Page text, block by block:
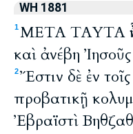
WH 1881
1ΜΕΤΑ ΤΑΥΤΑ ἦν
καὶ ἀνέβη
2Ἔστιν δὲ ἐν
προβατικῇ
Ἐβραϊστὶ